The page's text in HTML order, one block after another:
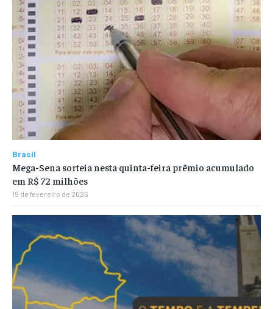
Brasil
Mega-Sena sorteia nesta quinta-feira prêmio acumulado
em R$ 72 milhões
19 de fevereiro de 2026